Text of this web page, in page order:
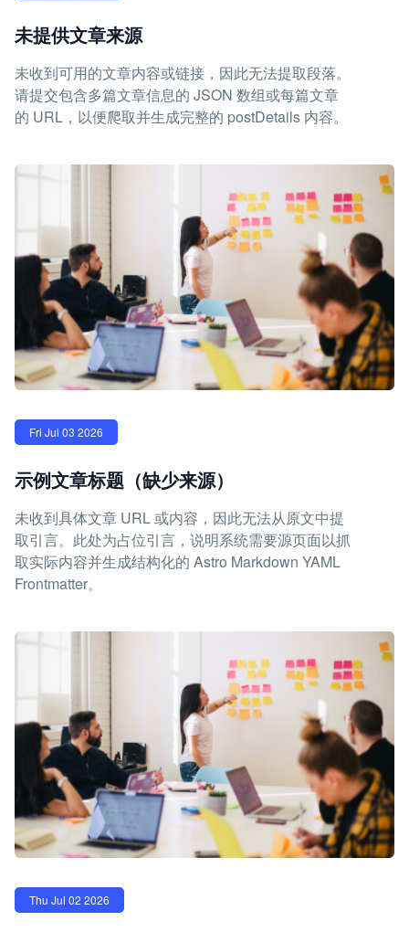
未提供文章来源
未收到可用的文章内容或链接，因此无法提取段落。
请提交包含多篇文章信息的 JSON 数组或每篇文章
的 URL，以便爬取并生成完整的 postDetails 内容。
Fri Jul 03 2026
示例文章标题（缺少来源）
未收到具体文章 URL 或内容，因此无法从原文中提
取引言。此处为占位引言，说明系统需要源页面以抓
取实际内容并生成结构化的 Astro Markdown YAML
Frontmatter。
Thu Jul 02 2026